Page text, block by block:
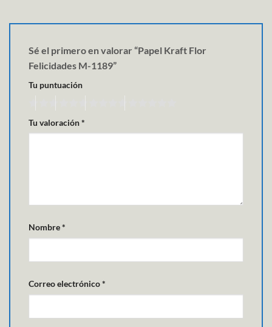
Sé el primero en valorar “Papel Kraft Flor
Felicidades M-1189”
Tu puntuación
Tu valoración*
Nombre*
Correo electrónico*